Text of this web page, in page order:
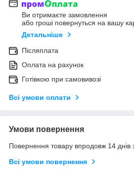
Ви отримаєте замовлення
або гроші повернуться на вашу
Детальніше
Післяплата
Оплата на рахунок
Готівкою при самовивозі
Всі умови оплати
Умови повернення
Повернення товару впродовж 14 днів
Всі умови повернення